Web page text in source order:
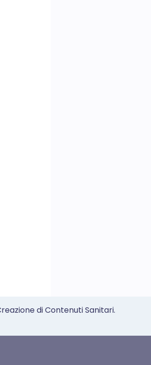
di Contenuti Sanitari.